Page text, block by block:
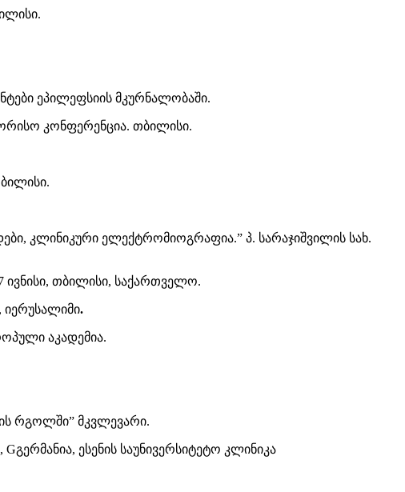
ეპილეფსიის მკურნალობაში.
კონფერენცია. თბილისი.
კლინიკური ელექტრომიოგრაფია.” პ. სარაჯიშვილის სახ.
ივნისი, თბილისი, საქართველო.
.
აკადემია.
რგოლში” მკვლევარი.
Gგერმანია, ესენის საუნივერსიტეტო კლინიკა